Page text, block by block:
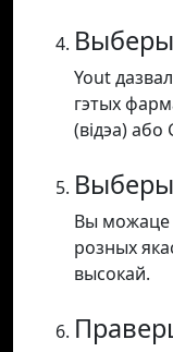
Yout
гэтых
(відэа) або
Вы можаце
розных
высокай.